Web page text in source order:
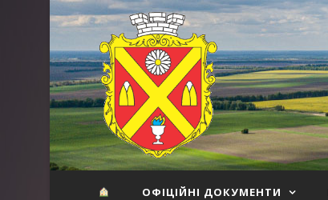
ОФІЦІЙНІ ДОКУМЕНТИ